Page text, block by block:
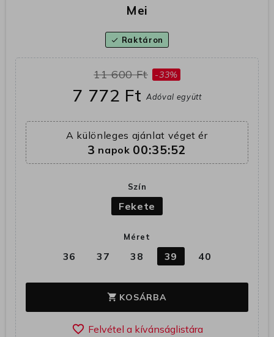
Mei
check Raktáron
11 600 Ft -33%
7 772 FtAdóval együtt
A különleges ajánlat véget ér
3 napok 00:35:51
Szín
Fekete
Méret
36 37 38 39 40
shopping_cart KOSÁRBA
favorite_border